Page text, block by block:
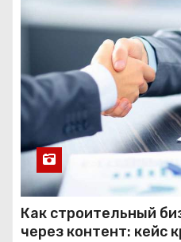
Как строительный
через контент: кейс